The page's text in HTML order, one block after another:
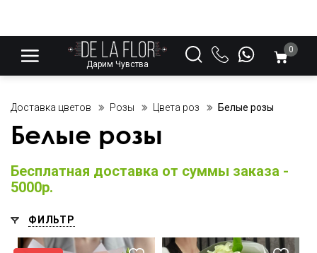
Дарим Чувства
0
Доставка цветов Розы Цвета роз Белые розы
Белые розы
Бесплатная доставка от суммы заказа -
5000р.
ФИЛЬТР